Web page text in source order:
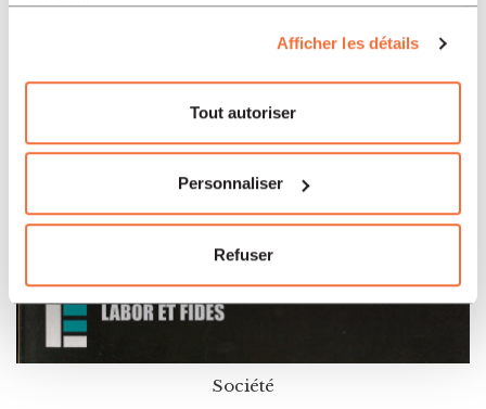
Afficher les détails
Tout autoriser
Personnaliser
Refuser
Société